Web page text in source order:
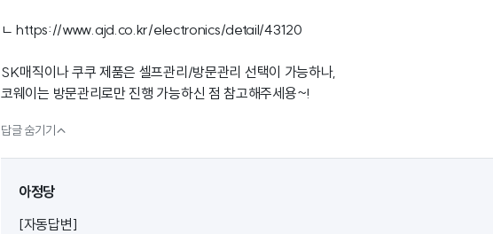
ㄴhttps://www.ajd.co.kr/electronics/detail/43120
SK매직이나 쿠쿠 제품은 셀프관리/방문관리 선택이 가능하나,
코웨이는 방문관리로만 진행 가능하신 점 참고해주세용~!
답글 숨기기
아정당
[자동답변]